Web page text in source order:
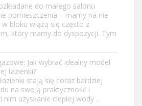
do małego salonu
pomieszczenia – mamy na nie
bloku wiążą się często z
który mamy do dyspozycji. Tym
Jak wybrać idealny model
łazienki?
stają się coraz bardziej
na swoją praktyczność i
nim uzyskanie ciepłej wody …